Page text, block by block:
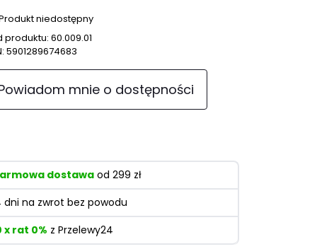
niedostępny
produktu: 60.009.01
5901289674683
mnie o dostępności
dostawaod 299 zł
dni na zwrot bez powodu
x rat 0% z Przelewy24